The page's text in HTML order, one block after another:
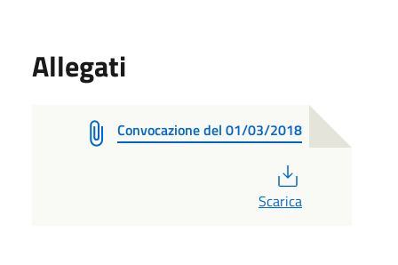
Allegati
Convocazione del 01/03/2018
Scarica